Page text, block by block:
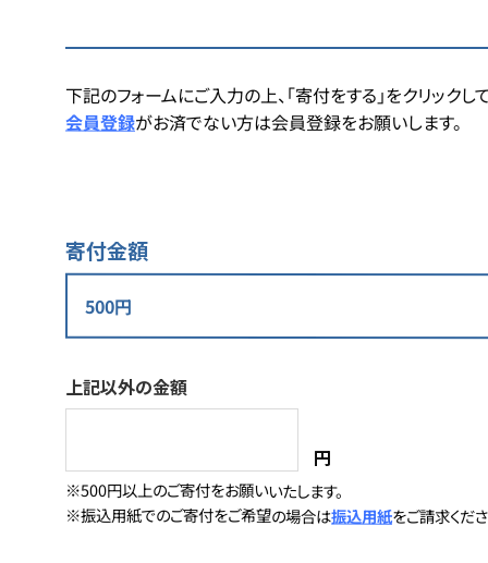
下記のフォームにご入力の上、「寄付をする」をクリックし
会員登録がお済でない方は会員登録をお願いします。
寄付金額
上記以外の金額
円
※500円以上のご寄付をお願いいたします。
※振込用紙でのご寄付をご希望の場合は振込用紙をご請求くださ